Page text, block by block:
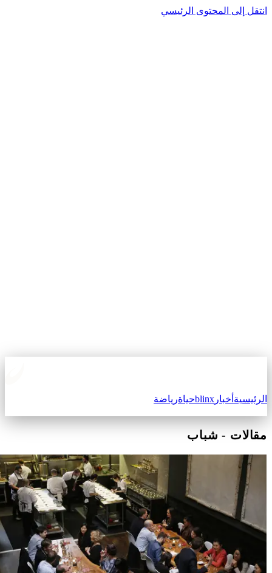
انتقل إلى المحتوى الرئيسي
الرئيسيةأخبارblinxحياةرياضة
مقالات-شباب